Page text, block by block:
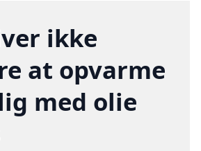
ikke
at opvarme
med olie